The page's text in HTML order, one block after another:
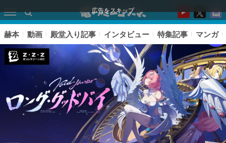
広告をスキップ
赫本 動画 殿堂入り記事 インタビュー 特集記事 マンガ